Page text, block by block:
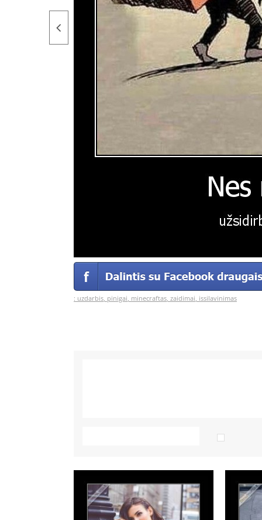
: uzdarbis, pinigai, minecraftas, zaidimai, issilavinimas